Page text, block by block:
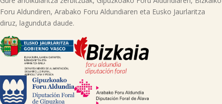
Foru Aldundiren, Arabako Foru Aldundiaren eta Eusko Jaurlaritza
diruz, lagunduta daude.